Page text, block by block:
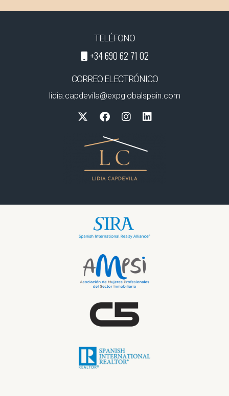
TELÉFONO
+34 690 62 71 02
CORREO ELECTRÓNICO
lidia.capdevila@expglobalspain.com